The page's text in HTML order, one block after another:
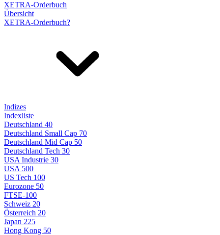
XETRA-Orderbuch
Übersicht
XETRA-Orderbuch?
Indizes
Indexliste
Deutschland 40
Deutschland Small Cap 70
Deutschland Mid Cap 50
Deutschland Tech 30
USA Industrie 30
USA 500
US Tech 100
Eurozone 50
FTSE-100
Schweiz 20
Österreich 20
Japan 225
Hong Kong 50